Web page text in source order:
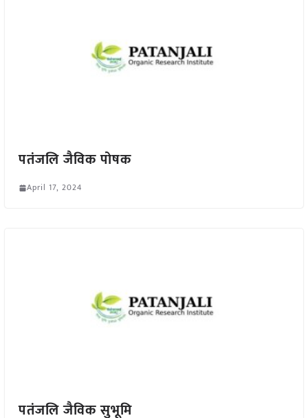
पतंजलि जैविक पोषक
April 17, 2024
पतंजलि जैविक सुभूमि